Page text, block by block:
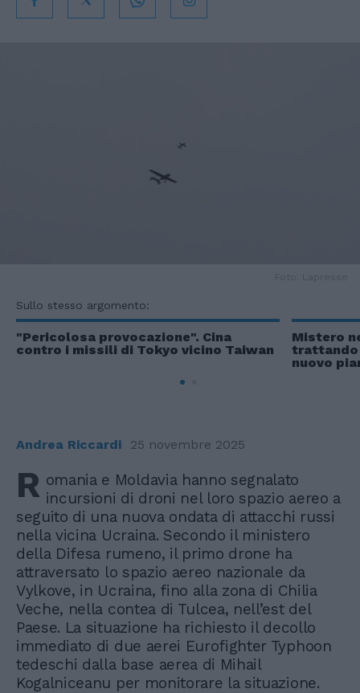
Sullo stesso argomento:
"Pericolosa provocazione". Cina
contro i missili di Tokyo vicino Taiwan
Mistero
trattando
nuovo
Andrea Riccardi 25 novembre 2025
R omania e Moldavia hanno segnalato
incursioni di droni nel loro spazio aereo a
seguito di una nuova ondata di attacchi russi
nella vicina Ucraina. Secondo il ministero
della Difesa rumeno, il primo drone ha
attraversato lo spazio aereo nazionale da
Vylkove, in Ucraina, fino alla zona di Chilia
Veche, nella contea di Tulcea, nell’est del
Paese. La situazione ha richiesto il decollo
immediato di due aerei Eurofighter Typhoon
tedeschi dalla base aerea di Mihail
Kogalniceanu per monitorare la situazione.